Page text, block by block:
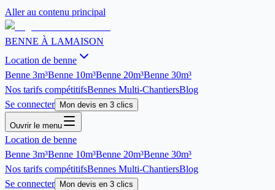
Aller au contenu principal
BENNE À LAMAISON
Location de benne
Benne 3m³Benne 10m³Benne 20m³Benne 30m³
Nos tarifs compétitifsBennes Multi-ChantiersBlog
Se connecter
Mon devis en 3 clics
Ouvrir le menu
Location de benne
Benne 3m³Benne 10m³Benne 20m³Benne 30m³
Nos tarifs compétitifsBennes Multi-ChantiersBlog
Se connecter
Mon devis en 3 clics